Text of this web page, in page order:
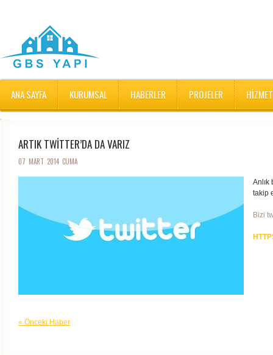
ANA SAYFA KURUMSAL HABERLER PROJELER
ARTIK TWITTER’DA DA VARIZ
07 MART 2014 CUMA
Anlık
takip
Bizi
« Önceki Haber